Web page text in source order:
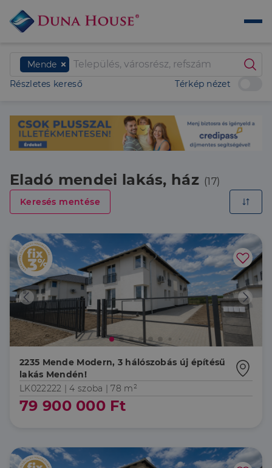
Mende
Részletes kereső
Térkép nézet
Eladó mendei lakás, ház (17)
Keresés mentése
2235 Mende Modern, 3 hálószobás új építésű
lakás Mendén!
LK022222 |4 szoba | 78 m²
79 900 000 Ft